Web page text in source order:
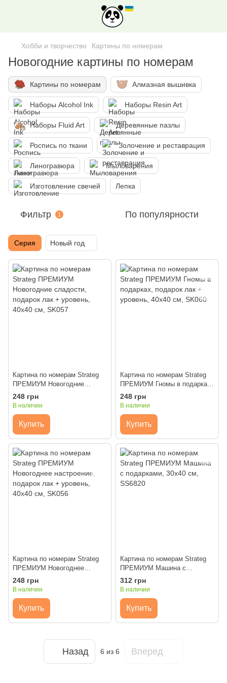
Хобби и творчество Картины по номерам
Новогодние картины по номерам
Картины по номерам Алмазная вышивка
Наборы Alcohol Ink Наборы Resin Art
Наборы Fluid Art Деревянные пазлы
Роспись по ткани Золочение и реставрация
Линогравюра Мыловарения
Изготовление свечей Лепка
Фильтр 1 По популярности
Серия Новый год
Картина по номерам Strateg
ПРЕМИУМ Новогодние
сладости, подарок лак +
уровень, 40х40 см, SK057
248 грн
В наличии
Купить
Картина по номерам Strateg
ПРЕМИУМ Гномы в подарках,
подарок лак + уровень, 40х40
см, SK060
248 грн
В наличии
Купить
Картина по номерам Strateg
ПРЕМИУМ Новогоднее
настроение, подарок лак +
уровень, 40х40 см, SK056
248 грн
В наличии
Купить
Картина по номерам Strateg
ПРЕМИУМ Машина с
подарками, 30х40 см, SS6820
312 грн
В наличии
Купить
Назад 6 из 6 Вперед